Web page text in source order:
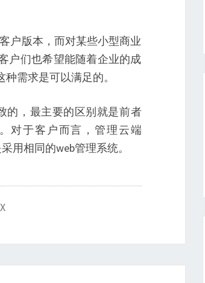
户版本，而对某些小型商业
户们也希望能随着企业的成
需求是可以满足的。
的，最主要的区别就是前者
对于客户而言，管理云端
用相同的web管理系统。